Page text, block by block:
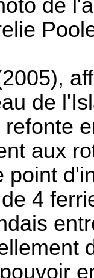
de
de
aux
point
4